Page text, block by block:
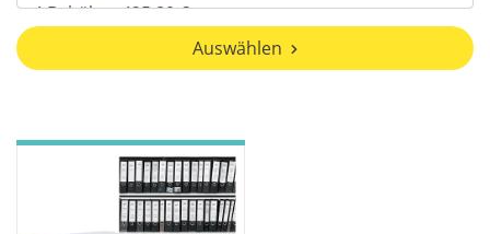
Auswählen